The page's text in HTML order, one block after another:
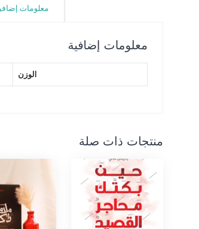
معلومات
معلومات إضافية
الوزن
منتجات ذات صلة